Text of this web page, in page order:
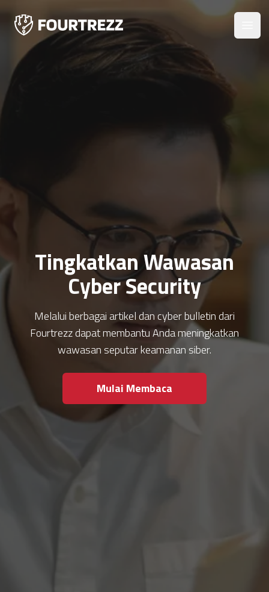
Tingkatkan Wawasan
Cyber Security
Melalui berbagai artikel dan cyber bulletin dari
Fourtrezz dapat membantu Anda meningkatkan
wawasan seputar keamanan siber.
Mulai Membaca